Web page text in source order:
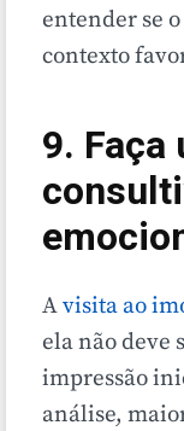
entender se
contexto
9.
Avisita ao
ela não deve
impressão
análise,